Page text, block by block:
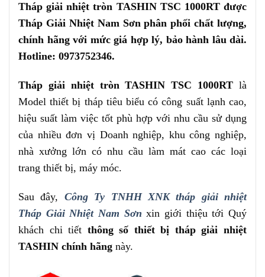
Tháp giải nhiệt tròn TASHIN TSC 1000RT được
Tháp Giải Nhiệt Nam Sơn phân phối chất lượng,
chính hãng với mức giá hợp lý, bảo hành lâu dài.
Hotline: 0973752346.
Tháp giải nhiệt tròn TASHIN TSC 1000RT là
Model thiết bị tháp tiêu biểu có công suất lạnh cao,
hiệu suất làm việc tốt phù hợp với nhu cầu sử dụng
của nhiều đơn vị Doanh nghiệp, khu công nghiệp,
nhà xưởng lớn có nhu cầu làm mát cao các loại
trang thiết bị, máy móc.
Sau đây, Công Ty TNHH XNK tháp giải nhiệt
Tháp Giải Nhiệt Nam Sơn xin giới thiệu tới Quý
khách chi tiết thông số thiết bị tháp giải nhiệt
TASHIN chính hãng này.